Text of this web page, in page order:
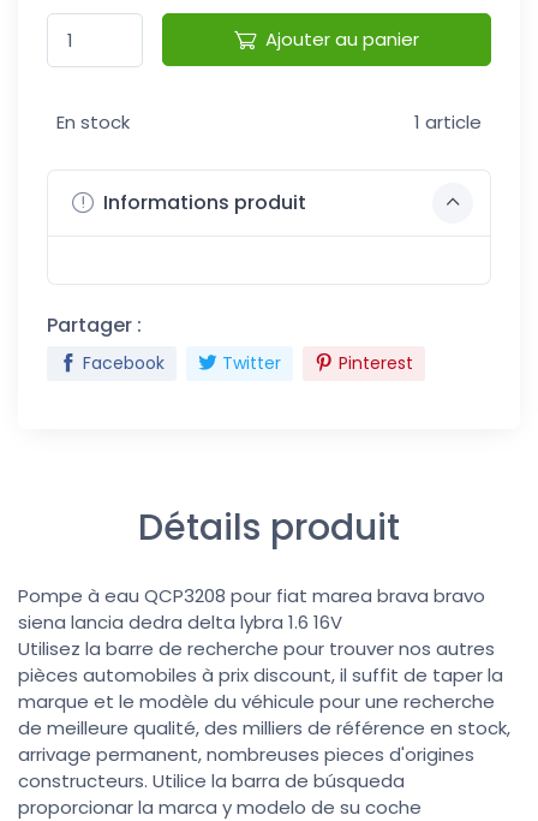
Ajouter au panier
En stock 1 article
Informations produit
Partager :
Facebook Twitter Pinterest
Détails produit
Pompe à eau QCP3208 pour fiat marea brava bravo
siena lancia dedra delta lybra 1.6 16V
Utilisez la barre de recherche pour trouver nos autres
pièces automobiles à prix discount, il suffit de taper la
marque et le modèle du véhicule pour une recherche
de meilleure qualité, des milliers de référence en stock,
arrivage permanent, nombreuses pieces d'origines
constructeurs. Utilice la barra de búsqueda
proporcionar la marca y modelo de su coche